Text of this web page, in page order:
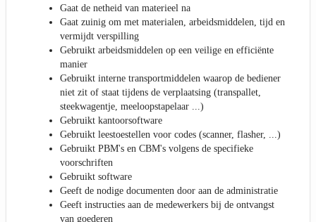
Gaat de netheid van materieel na
Gaat zuinig om met materialen, arbeidsmiddelen, tijd en
vermijdt verspilling
Gebruikt arbeidsmiddelen op een veilige en efficiënte
manier
Gebruikt interne transportmiddelen waarop de bediener
niet zit of staat tijdens de verplaatsing (transpallet,
steekwagentje, meeloopstapelaar ...)
Gebruikt kantoorsoftware
Gebruikt leestoestellen voor codes (scanner, flasher, ...)
Gebruikt PBM's en CBM's volgens de specifieke
voorschriften
Gebruikt software
Geeft de nodige documenten door aan de administratie
Geeft instructies aan de medewerkers bij de ontvangst
van goederen